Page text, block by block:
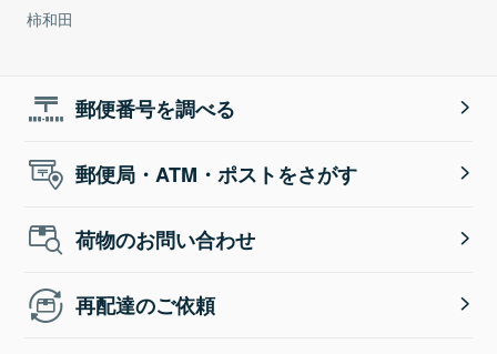
柿和田
郵便番号を調べる
郵便局・ATM・ポストをさがす
荷物のお問い合わせ
再配達のご依頼